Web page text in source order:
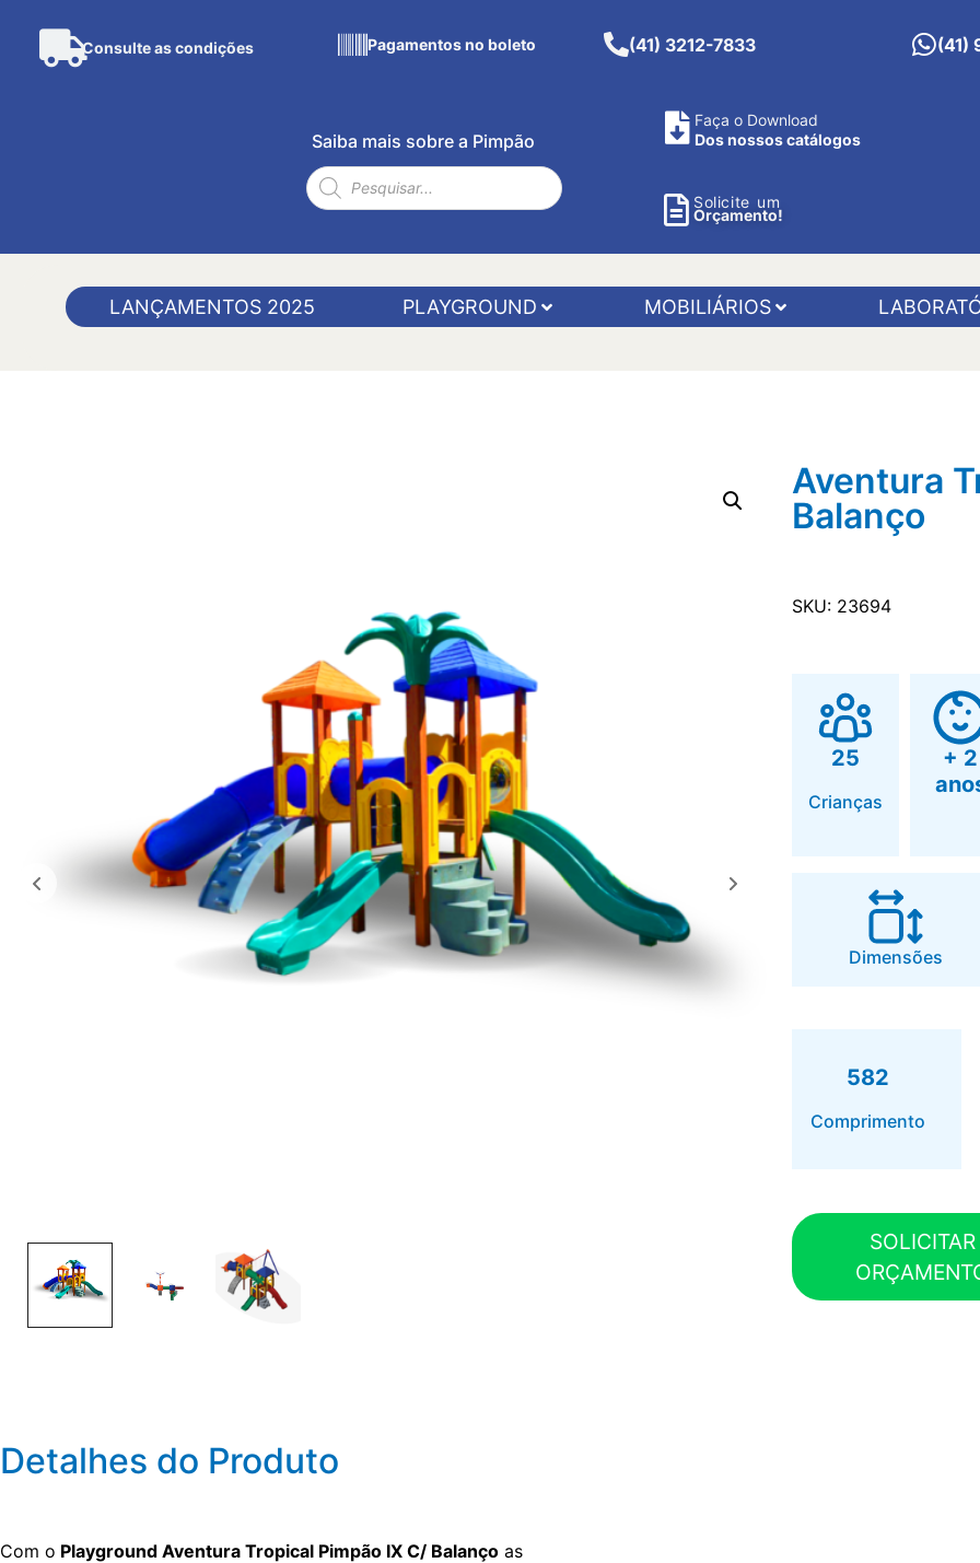
Consulte as condições Pagamentos no boleto (41) 3212-7833 (41)
Saiba mais sobre a Pimpão
Faça o Download
Dos nossos catálogos
Solicite um
Orçamento!
LANÇAMENTOS 2025 PLAYGROUND MOBILIÁRIOS
Aventura
Balanço
SKU: 23694
25
Crianças
+ 2
Dimensões
582
Comprimento
SOLICITAR
Detalhes do Produto
Com o Playground Aventura Tropical Pimpão IX C/ Balanço as